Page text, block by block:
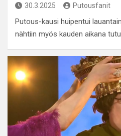
30.3.2025 Putousfanit
Putous-kausi huipentui
nähtiin myös kauden aikana